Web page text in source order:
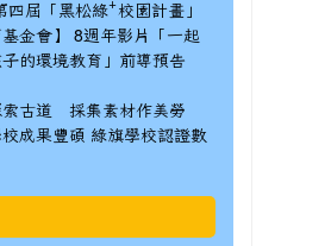
屆「黑松綠⁺校園計畫」
金會】 8週年影片「一起
的環境教育」前導預告
古道 採集素材作美勞
成果豐碩 綠旗學校認證數